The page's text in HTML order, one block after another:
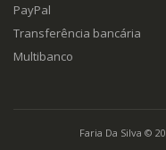
PayPal
Transferência bancária
Multibanco
Faria Da Silva ©